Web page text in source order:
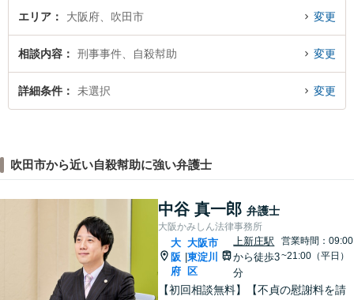
エリア 大阪府、吹田市 変更
相談内容 刑事事件、自殺幇助 変更
詳細条件 未選択 変更
吹田市から近い自殺幇助に強い弁護士
中谷 真一郎 弁護士
大阪かみしん法律事務所
大
阪
府
|
大阪市
東淀川
区
上新庄駅
から徒歩3
分
営業時間：09:00
~21:00（平日）
【初回相談無料】【不貞の慰謝料を請